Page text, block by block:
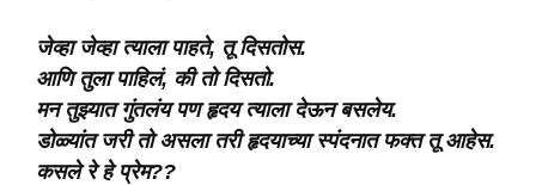
जेव्हा जेव्हा त्याला पाहते, तूदिसतोस.
आणि तुला पाहिलं, की तो दिसतो.
मन तुझ्यात गुंतलंय पण हृदयत्यालादेऊन बसलेय.
डोळ्यांत जरी तो असला तरी हृदयाच्यास्पंदनात फक्ततूआहेस.
कसले रे हेप्रेम??